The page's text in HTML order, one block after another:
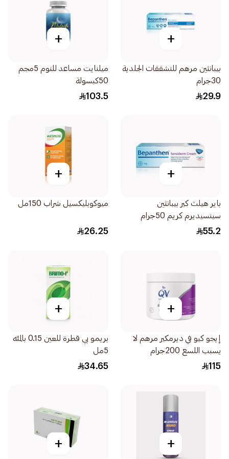
+
بيبانثين مرهم للتشققات الجلدية
30جرام
29.9
+
ميلنايت مساعد للنوم 5مجم
50كبسولة
103.5
+
باير هيلث كير بيبانثين
سينسيديرم كريم 50جرام
55.2
+
ميوكوبليكسيل شراب 150مل
26.25
+
إيجو كيو في ديرمكير مرهم لا
يسبب اللسع 200جرام
115
+
بريمو بي قطرة للعين 0.15 بالمئه
5مل
34.65
+
+